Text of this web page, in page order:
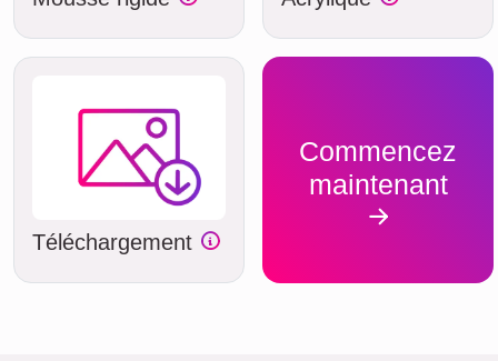
Téléchargement
Commencez
maintenant